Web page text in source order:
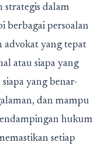
strategis dalam
berbagai persoalan
yang tepat
atau siapa yang
yang benar-
dan mampu
hukum
setiap